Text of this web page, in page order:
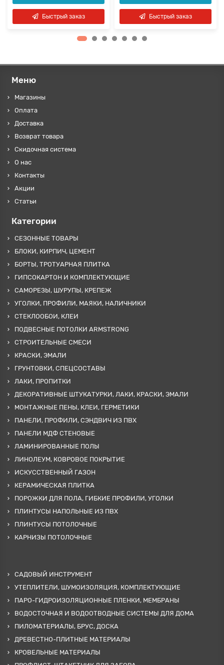
Быстрый заказ Быстрый заказ
Меню
Магазины
Оплата
Доставка
Возврат товара
Скидочная система
О нас
Контакты
Акции
Статьи
Категории
СЕЗОННЫЕ ТОВАРЫ
БЛОКИ, КИРПИЧ, ЦЕМЕНТ
БОРТЫ, ТРОТУАРНАЯ ПЛИТКА
ГИПСОКАРТОН И КОМПЛЕКТУЮЩИЕ
САМОРЕЗЫ, ШУРУПЫ, КРЕПЕЖ
УГОЛКИ, ПРОФИЛИ, МАЯКИ, НАЛИЧНИКИ
СТЕКЛООБОИ, КЛЕИ
ПОДВЕСНЫЕ ПОТОЛКИ ARMSTRONG
СТРОИТЕЛЬНЫЕ СМЕСИ
КРАСКИ, ЭМАЛИ
ГРУНТОВКИ, СПЕЦСОСТАВЫ
ЛАКИ, ПРОПИТКИ
ДЕКОРАТИВНЫЕ ШТУКАТУРКИ, ЛАКИ, КРАСКИ, ЭМАЛИ
МОНТАЖНЫЕ ПЕНЫ, КЛЕИ, ГЕРМЕТИКИ
ПАНЕЛИ, ПРОФИЛИ, СЭНДВИЧ ИЗ ПВХ
ПАНЕЛИ МДФ СТЕНОВЫЕ
ЛАМИНИРОВАННЫЕ ПОЛЫ
ЛИНОЛЕУМ, КОВРОВОЕ ПОКРЫТИЕ
ИСКУССТВЕННЫЙ ГАЗОН
КЕРАМИЧЕСКАЯ ПЛИТКА
ПОРОЖКИ ДЛЯ ПОЛА, ГИБКИЕ ПРОФИЛИ, УГОЛКИ
ПЛИНТУСЫ НАПОЛЬНЫЕ ИЗ ПВХ
ПЛИНТУСЫ ПОТОЛОЧНЫЕ
КАРНИЗЫ ПОТОЛОЧНЫЕ
САДОВЫЙ ИНСТРУМЕНТ
УТЕПЛИТЕЛИ, ШУМОИЗОЛЯЦИЯ, КОМПЛЕКТУЮЩИЕ
ПАРО-ГИДРОИЗОЛЯЦИОННЫЕ ПЛЕНКИ, МЕМБРАНЫ
ВОДОСТОЧНАЯ И ВОДООТВОДНЫЕ СИСТЕМЫ ДЛЯ ДОМА
ПИЛОМАТЕРИАЛЫ, БРУС, ДОСКА
ДРЕВЕСТНО-ПЛИТНЫЕ МАТЕРИАЛЫ
КРОВЕЛЬНЫЕ МАТЕРИАЛЫ